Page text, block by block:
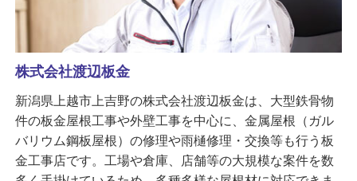
株式会社渡辺板金
新潟県上越市上吉野の株式会社渡辺板金は、大型鉄骨物
件の板金屋根工事や外壁工事を中心に、金属屋根（ガル
バリウム鋼板屋根）の修理や雨樋修理・交換等も行う板
金工事店です。工場や倉庫、店舗等の大規模な案件を数